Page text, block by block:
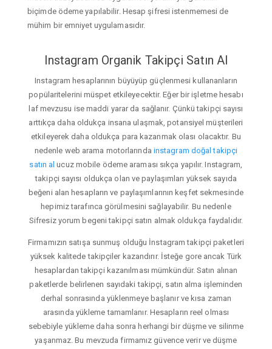
biçimde ödeme yapılabilir. Hesap şifresi istenmemesi de
mühim bir emniyet uygulamasıdır.
Instagram Organik Takipçi Satın Al
Instagram hesaplarının büyüyüp güçlenmesi kullananların
popülaritelerini müspet etkileyecektir. Eğer bir işletme hesabı
laf mevzusu ise maddi yarar da sağlanır. Çünkü takipçi sayısı
arttıkça daha oldukça insana ulaşmak, potansiyel müşterileri
etkileyerek daha oldukça para kazanmak olası olacaktır. Bu
nedenle web arama motorlarında instagram doğal takipçi
satın al ucuz mobile ödeme araması sıkça yapılır. Instagram,
takipçi sayısı oldukça olan ve paylaşımları yüksek sayıda
beğeni alan hesapların ve paylaşımlarının keşfet sekmesinde
hepimiz tarafınca görülmesini sağlayabilir. Bu nedenle
Sifresiz yorum begeni takipçi satın almak oldukça faydalıdır.
Firmamızın satışa sunmuş olduğu İnstagram takipçi paketleri
yüksek kalitede takipçiler kazandırır. İsteğe gore ancak Türk
hesaplardan takipçi kazanılması mümkündür. Satın alınan
paketlerde belirlenen sayıdaki takipçi, satın alma işleminden
derhal sonrasında yüklenmeye başlanır ve kısa zaman
arasında yükleme tamamlanır. Hesapların reel olması
sebebiyle yükleme daha sonra herhangi bir düşme ve silinme
yaşanmaz. Bu mevzuda firmamız güvence verir ve düşme